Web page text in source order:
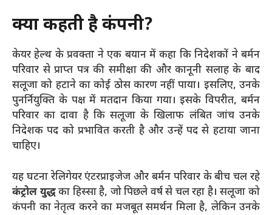
क्या कहती है कंपनी?
केयर हेल्थ के प्रवक्ता ने एक बयान में कहा कि निदेशकों ने बर्मन
परिवार से प्राप्त पत्र की समीक्षा की और कानूनी सलाह के बाद
सलूजा को हटाने का कोई ठोस कारण नहीं पाया। इसलिए, उनके
पुनर्नियुक्ति के पक्ष में मतदान किया गया। इसके विपरीत, बर्मन
परिवार का दावा है कि सलूजा के खिलाफ लंबित जांच उनके
निदेशक पद को प्रभावित करती है और उन्हें पद से हटाया जाना
चाहिए।
यह घटना रेलिगेयर एंटरप्राइजेज और बर्मन परिवार के बीच चल रहे
कंट्रोल युद्धका हिस्सा है, जो पिछले वर्ष से चल रहा है। सलूजा को
कंपनी का नेतृत्व करने का मजबूत समर्थन मिला है, लेकिन उनके